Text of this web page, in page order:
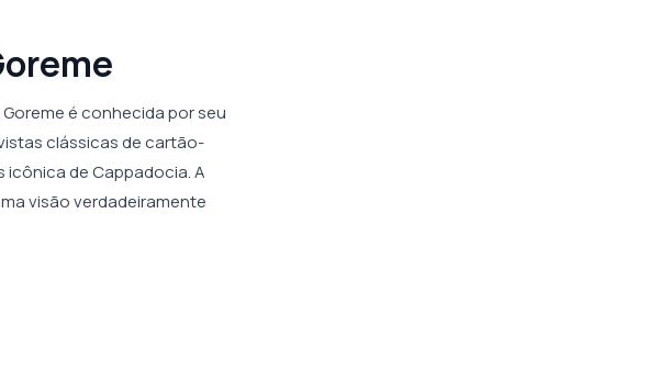
Goreme é conhecida por seu
clássicas de cartão-
icônica de Cappadocia. A
visão verdadeiramente